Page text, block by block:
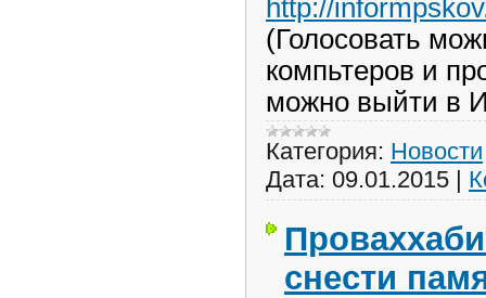
http://
(Голосовать
компьтеров и
можно выйти в
Категория: Новости
Дата: 09.01.2015 |
снести